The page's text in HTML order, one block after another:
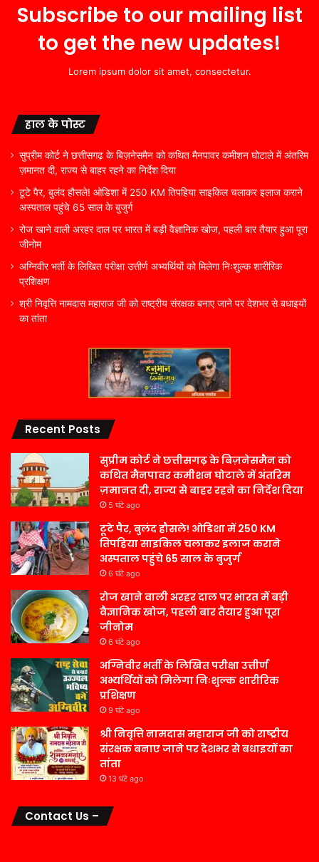
Subscribe to our mailing list
to get the new updates!
Lorem ipsum dolor sit amet, consectetur.
हाल के पोस्ट
सुप्रीम कोर्ट ने छत्तीसगढ़ के बिज़नेसमैन को कथित मैनपावर कमीशन घोटाले में अंतरिम
ज़मानत दी, राज्य से बाहर रहने का निर्देश दिया
टूटे पैर, बुलंद हौसले! ओडिशा में 250 KM तिपहिया साइकिल चलाकर इलाज कराने
अस्पताल पहुंचे 65 साल के बुजुर्ग
रोज खाने वाली अरहर दाल पर भारत में बड़ी वैज्ञानिक खोज, पहली बार तैयार हुआ पूरा
जीनोम
अग्निवीर भर्ती के लिखित परीक्षा उत्तीर्ण अभ्यर्थियों को मिलेगा निःशुल्क शारीरिक
प्रशिक्षण
श्री निवृत्ति नामदास महाराज जी को राष्ट्रीय संरक्षक बनाए जाने पर देशभर से बधाइयों
का तांता
Recent Posts
सुप्रीम कोर्ट ने छत्तीसगढ़ के बिज़नेसमैन को
कथित मैनपावर कमीशन घोटाले में अंतरिम
ज़मानत दी, राज्य से बाहर रहने का निर्देश दिया
5 घंटे ago
टूटे पैर, बुलंद हौसले! ओडिशा में 250 KM
तिपहिया साइकिल चलाकर इलाज कराने
अस्पताल पहुंचे 65 साल के बुजुर्ग
6 घंटे ago
रोज खाने वाली अरहर दाल पर भारत में बड़ी
वैज्ञानिक खोज, पहली बार तैयार हुआ पूरा
जीनोम
6 घंटे ago
अग्निवीर भर्ती के लिखित परीक्षा उत्तीर्ण
अभ्यर्थियों को मिलेगा निःशुल्क शारीरिक
प्रशिक्षण
9 घंटे ago
श्री निवृत्ति नामदास महाराज जी को राष्ट्रीय
संरक्षक बनाए जाने पर देशभर से बधाइयों का
तांता
13 घंटे ago
Contact Us –